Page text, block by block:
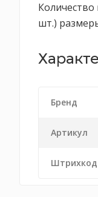
Количество
шт.)
Бренд
Артикул
Штрихкод